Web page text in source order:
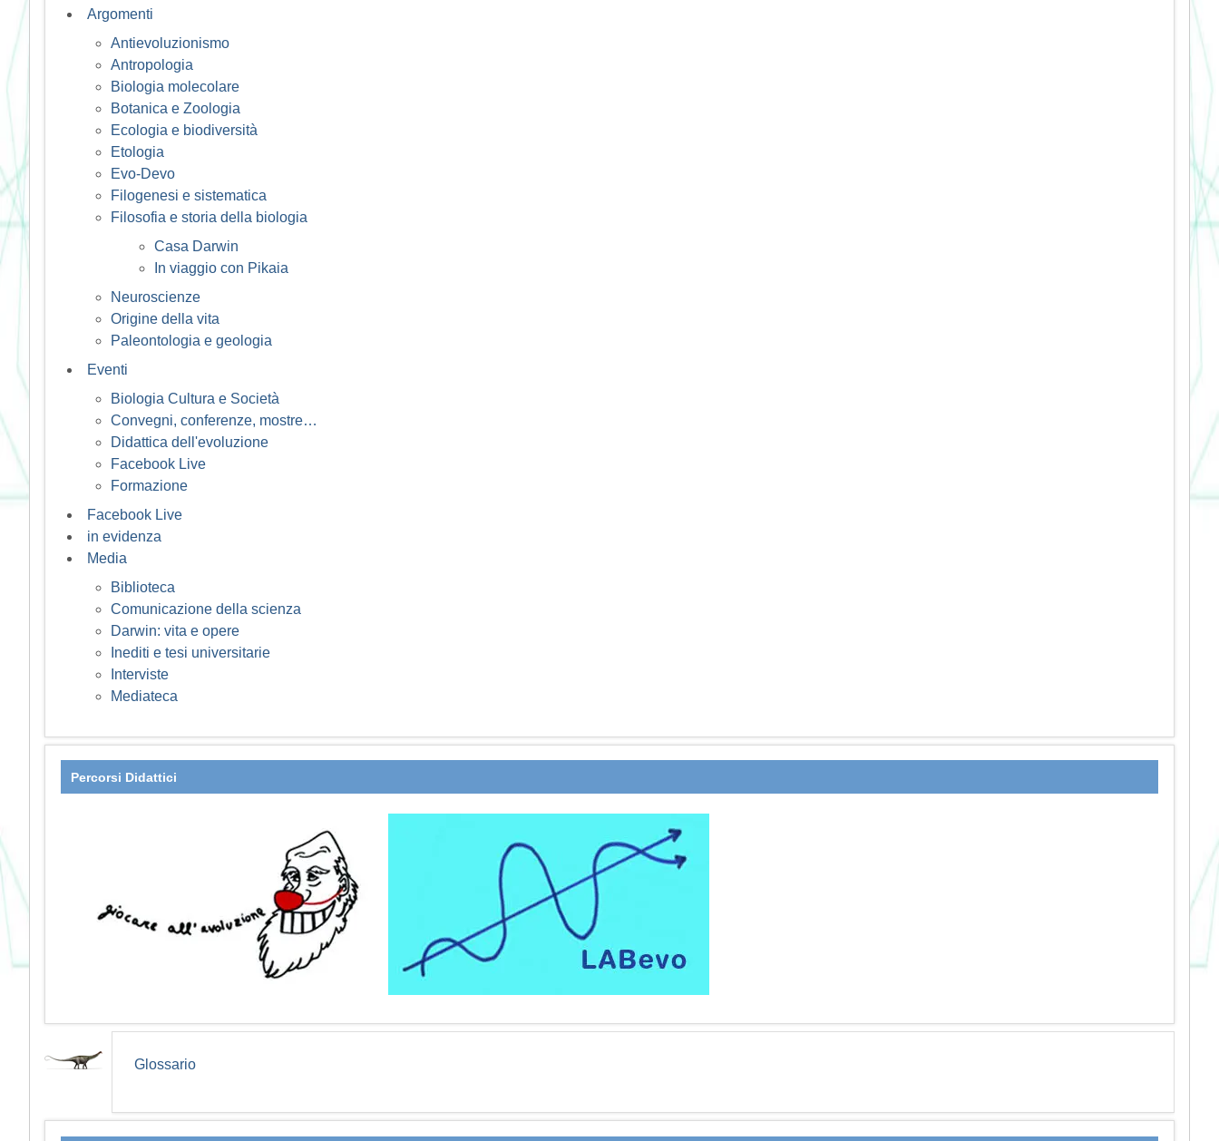
Argomenti
Antievoluzionismo
Antropologia
Biologia molecolare
Botanica e Zoologia
Ecologia e biodiversità
Etologia
Evo-Devo
Filogenesi e sistematica
Filosofia e storia della biologia
Casa Darwin
In viaggio con Pikaia
Neuroscienze
Origine della vita
Paleontologia e geologia
Eventi
Biologia Cultura e Società
Convegni, conferenze, mostre…
Didattica dell'evoluzione
Facebook Live
Formazione
Facebook Live
in evidenza
Media
Biblioteca
Comunicazione della scienza
Darwin: vita e opere
Inediti e tesi universitarie
Interviste
Mediateca
Percorsi Didattici
Glossario